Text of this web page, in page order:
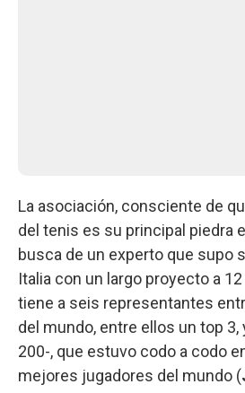
La asociación, consciente de
del tenis es su principal piedra
busca de un experto que supo
Italia con un largo proyecto a
tiene a seis representantes
del mundo, entre ellos un top 3,
200-, que estuvo codo a codo
mejores jugadores del mundo (